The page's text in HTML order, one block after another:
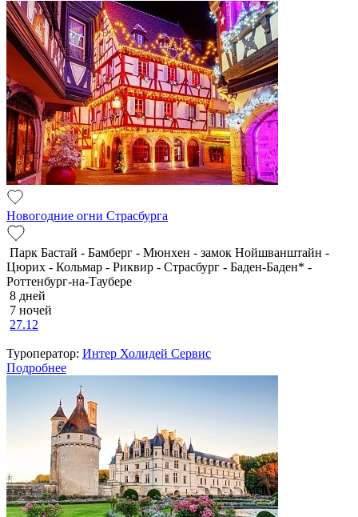
Новогодние огни Страсбурга
Парк Бастай - Бамберг - Мюнхен - замок Нойшванштайн -
Цюрих - Кольмар - Риквир - Страсбург - Баден-Баден* -
Роттенбург-на-Таубере
8 дней
7 ночей
27.12
Туроператор: Интер Холидей Сервис
Подробнее